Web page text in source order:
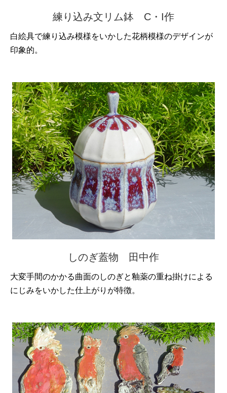
練り込み文リム鉢 C・I作
白絵具で練り込み模様をいかした花柄模様のデザインが
印象的。
しのぎ蓋物 田中作
大変手間のかかる曲面のしのぎと釉薬の重ね掛けによる
にじみをいかした仕上がりが特徴。